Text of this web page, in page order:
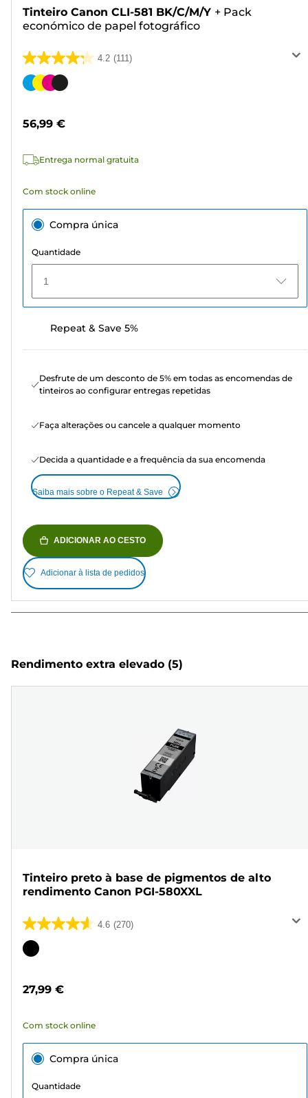
Tinteiro Canon CLI-581 BK/C/M/Y + Pack
económico de papel fotográfico
4.2 (111)
4.2
em
111
Cartucho
56,99 €
Entrega normal gratuita
Com stock online
Compra única
Quantidade
1
Repeat & Save 5%
Desfrute de um desconto de 5% em todas as encomendas de
tinteiros ao configurar entregas repetidas
Faça alterações ou cancele a qualquer momento
Decida a quantidade e a frequência da sua encomenda
Saiba mais sobre o Repeat & Save
ADICIONAR AO CESTO
Adicionar à lista de pedidos
Rendimento extra elevado (5)
Tinteiro preto à base de pigmentos de alto
rendimento Canon PGI-580XXL
4.6 (270)
4.6
em
270
Cartucho
27,99 €
Com stock online
Compra única
Quantidade